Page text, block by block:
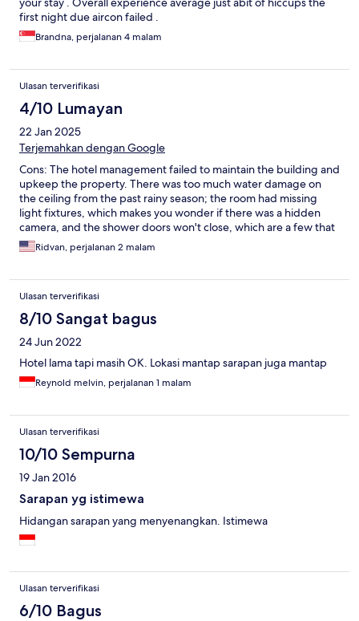
first night due aircon failed .
Brandna, perjalanan 4 malam
Ulasan terverifikasi
4/10 Lumayan
22 Jan 2025
Terjemahkan dengan Google
Cons: The hotel management failed to maintain the building and
upkeep the property. There was too much water damage on
the ceiling from the past rainy season; the room had missing
light fixtures, which makes you wonder if there was a hidden
camera, and the shower doors won't close, which are a few that
come to my mind. Ah, not to mention, right next to the elevator,
there were dried red stains on the carpet and column, which I
Also, I booked a Double Room with the expectation of two
separate rooms but ended up with a single room. According to
the hotel manager, "Double Room" means maximum room
capacity. Pros: Despite all the cons above, the hotel staff was
friendly, and the hotel was located in the city's center.
Conclusion: I would NOT stay at this hotel again unless they go
through a significant renovation and come up with a better
room description.
Ridvan, perjalanan 2 malam
Ulasan terverifikasi
8/10 Sangat bagus
24 Jun 2022
Hotel lama tapi masih OK. Lokasi mantap sarapan juga mantap
Reynold melvin, perjalanan 1 malam
Ulasan terverifikasi
10/10 Sempurna
19 Jan 2016
Sarapan yg istimewa
Hidangan sarapan yang menyenangkan. Istimewa
Ulasan terverifikasi
6/10 Bagus